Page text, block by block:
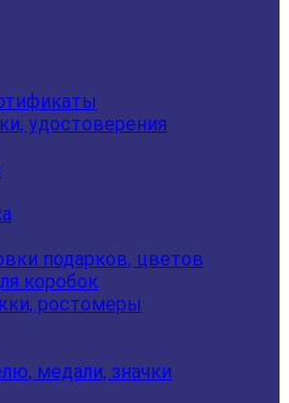
удостоверения
подарков, цветов
коробок
ростомеры
медали, значки